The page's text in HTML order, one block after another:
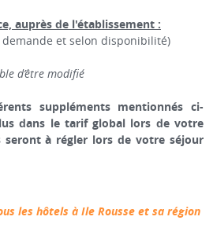
auprès de l'établissement :
et selon disponibilité)
d’être modifié
suppléments mentionnés ci-
dans le tarif global lors de votre
seront à régler lors de votre séjour
les hôtels à Ile Rousse et sa région